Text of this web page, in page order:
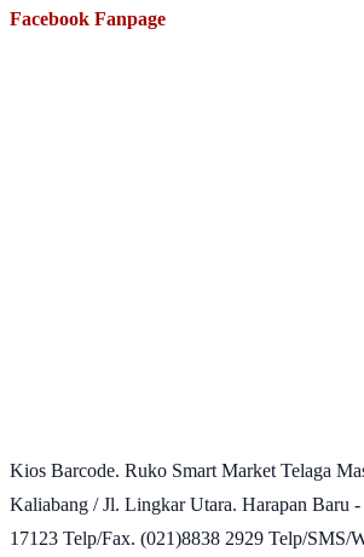
Facebook Fanpage
Kios Barcode. Ruko Smart Market Telaga
Kaliabang / Jl. Lingkar Utara. Harapan Baru
17123 Telp/Fax. (021)8838 2929 Telp/SMS/